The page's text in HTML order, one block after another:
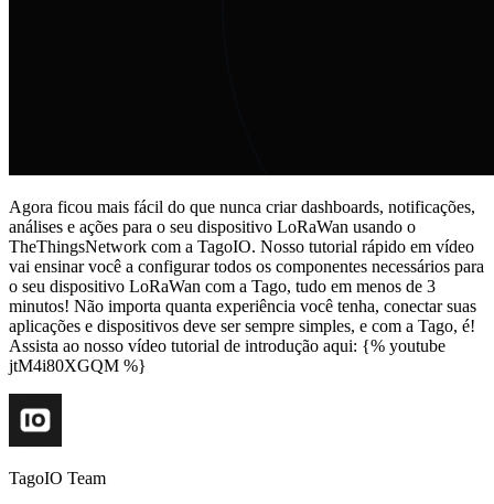
Agora ficou mais fácil do que nunca criar dashboards, notificações,
análises e ações para o seu dispositivo LoRaWan usando o
TheThingsNetwork com a TagoIO. Nosso tutorial rápido em vídeo
vai ensinar você a configurar todos os componentes necessários para
o seu dispositivo LoRaWan com a Tago, tudo em menos de 3
minutos! Não importa quanta experiência você tenha, conectar suas
aplicações e dispositivos deve ser sempre simples, e com a Tago, é!
Assista ao nosso vídeo tutorial de introdução aqui: {% youtube
jtM4i80XGQM %}
TagoIO Team